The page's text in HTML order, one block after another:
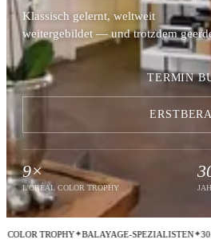
Klassisch gelernt, weltweit
weitergebildet — und trotzdem
TERMIN
9×
L'ORÉAL COLOR TROPHY
TROPHY BALAYAGE-SPEZIALISTEN 30+